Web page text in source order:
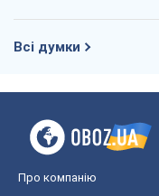
Всі думки
Про компанію